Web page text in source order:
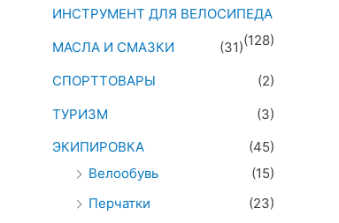
ИНСТРУМЕНТ ДЛЯ ВЕЛОСИПЕДА
(128)
МАСЛА И СМАЗКИ
(31)
СПОРТТОВАРЫ
(2)
ТУРИЗМ
(3)
ЭКИПИРОВКА
(45)
Велообувь
(15)
Перчатки
(23)